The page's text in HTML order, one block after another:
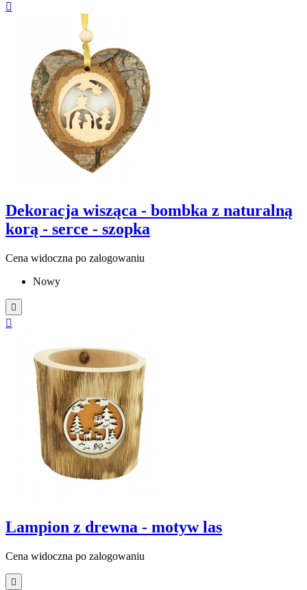

Dekoracja wisząca - bombka z naturalną
korą - serce - szopka
Cena widoczna po zalogowaniu
Nowy


Lampion z drewna - motyw las
Cena widoczna po zalogowaniu
